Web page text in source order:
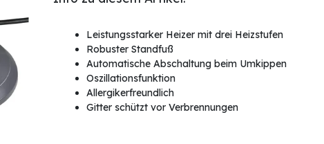
Leistungsstarker Heizer mit drei Heizstufen
Robuster Standfuß
Automatische Abschaltung beim Umkippen
Oszillationsfunktion
Allergikerfreundlich
Gitter schützt vor Verbrennungen